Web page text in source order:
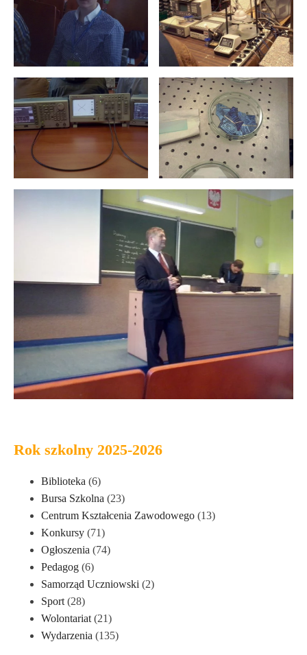
Rok szkolny 2025-2026
Biblioteka (6)
Bursa Szkolna (23)
Centrum Kształcenia Zawodowego (13)
Konkursy (71)
Ogłoszenia (74)
Pedagog (6)
Samorząd Uczniowski (2)
Sport (28)
Wolontariat (21)
Wydarzenia (135)